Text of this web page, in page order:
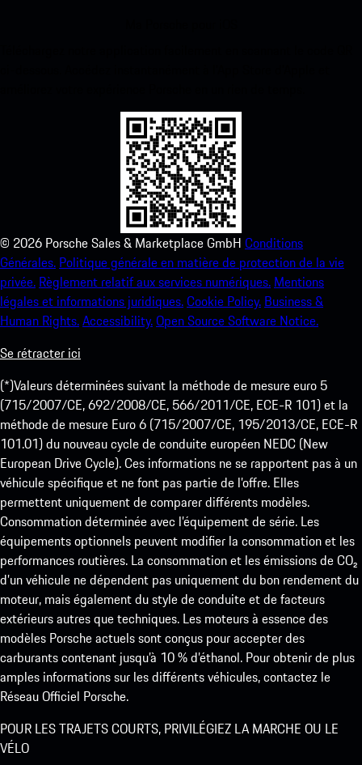
© 2026 Porsche Sales & Marketplace GmbH Conditions
Générales. Politique générale en matière de protection de la vie
privée. Règlement relatif aux services numériques. Mentions
légales et informations juridiques.Cookie Policy. Business &
Human Rights.Accessibility.Open Source Software Notice.
Se rétracter ici
(*)Valeurs déterminées suivant la méthode de mesure euro 5
(715/2007/CE, 692/2008/CE, 566/2011/CE, ECE-R 101) et la
méthode de mesure Euro 6 (715/2007/CE, 195/2013/CE, ECE-R
101.01) du nouveau cycle de conduite européen NEDC (New
European Drive Cycle). Ces informations ne se rapportent pas à un
véhicule spécifique et ne font pas partie de l’offre. Elles
permettent uniquement de comparer différents modèles.
Consommation déterminée avec l’équipement de série. Les
équipements optionnels peuvent modifier la consommation et les
performances routières. La consommation et les émissions de CO₂
d’un véhicule ne dépendent pas uniquement du bon rendement du
moteur, mais également du style de conduite et de facteurs
extérieurs autres que techniques. Les moteurs à essence des
modèles Porsche actuels sont conçus pour accepter des
carburants contenant jusqu’à 10 % d’éthanol. Pour obtenir de plus
amples informations sur les différents véhicules, contactez le
Réseau Officiel Porsche.
POUR LES TRAJETS COURTS, PRIVILÉGIEZ LA MARCHE OU LE
VÉLO